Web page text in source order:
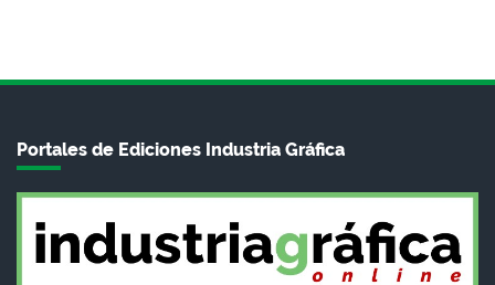
Portales de Ediciones Industria Gráfica